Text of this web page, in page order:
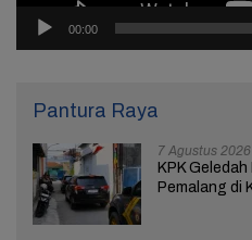
00:00
Pantura Raya
7 Agustus 2026
KPK
Pemalang di